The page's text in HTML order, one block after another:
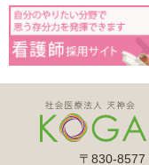
〒830-8577